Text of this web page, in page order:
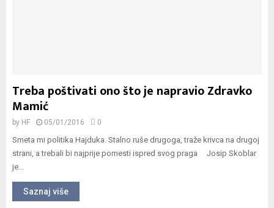
Treba poštivati ono što je napravio Zdravko
Mamić
by HF 05/01/2016 0
Smeta mi politika Hajduka. Stalno ruše drugoga, traže krivca na drugoj
strani, a trebali bi najprije pomesti ispred svog praga Josip Skoblar
je...
Saznaj više